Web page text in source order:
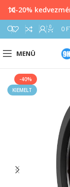
0 0
MENÜ
-40%
KIEMELT
10-20%